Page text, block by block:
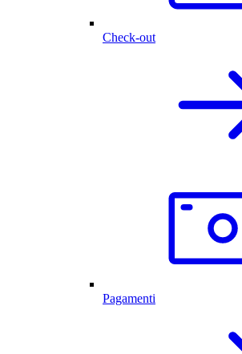
Check-out
Pagamenti